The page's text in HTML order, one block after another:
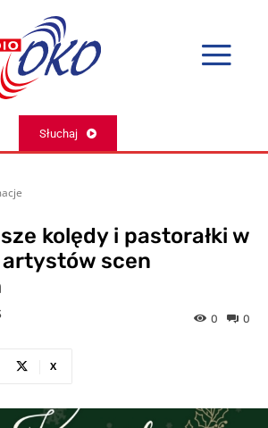
Słuchaj
kolędy i pastorałki w
scen
0
0
X